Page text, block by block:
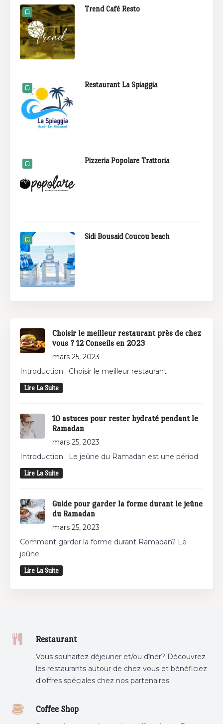
Trend Café Resto
Restaurant La Spiaggia
Pizzeria Popolare Trattoria
Sidi Bousaid Coucou beach
Choisir le meilleur restaurant près de chez
vous ? 12 Conseils en 2023
mars 25, 2023
Introduction : Choisir le meilleur restaurant
Lire La Suite
10 astuces pour rester hydraté pendant le
Ramadan
mars 25, 2023
Introduction : Le jeûne du Ramadan est une périod
Lire La Suite
Guide pour garder la forme durant le jeûne
du Ramadan
mars 25, 2023
Comment garder la forme durant Ramadan? Le
jeûne
Lire La Suite
Restaurant
Vous souhaitez déjeuner et/ou dîner? Découvrez
les restaurants autour de chez vous et bénéficiez
d'offres spéciales chez nos partenaires.
Coffee Shop